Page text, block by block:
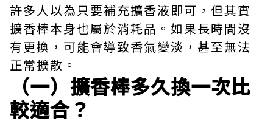
許多人以為只要補充擴香液即可，但其實
擴香棒本身也屬於消耗品。如果長時間沒
有更換，可能會導致香氣變淡，甚至無法
正常擴散。
（一）擴香棒多久換一次比
較適合？